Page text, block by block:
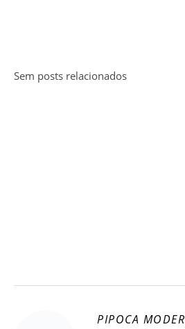
Sem posts relacionados
PIPOCA